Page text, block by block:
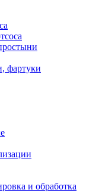
фартуки
и обработка